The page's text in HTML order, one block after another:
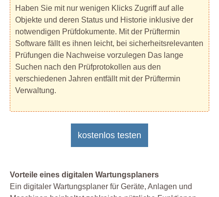
Haben Sie mit nur wenigen Klicks Zugriff auf alle
Objekte und deren Status und Historie inklusive der
notwendigen Prüfdokumente. Mit der Prüftermin
Software fällt es ihnen leicht, bei sicherheitsrelevanten
Prüfungen die Nachweise vorzulegen Das lange
Suchen nach den Prüfprotokollen aus den
verschiedenen Jahren entfällt mit der Prüftermin
Verwaltung.
kostenlos testen
Vorteile eines digitalen Wartungsplaners
Ein digitaler Wartungsplaner für Geräte, Anlagen und